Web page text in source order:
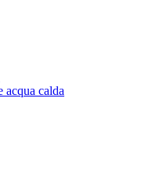
acqua calda